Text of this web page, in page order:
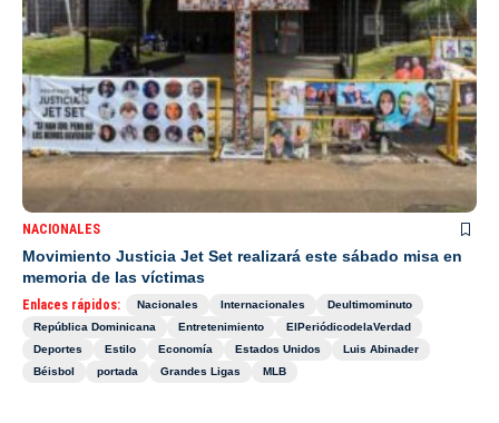
NACIONALES
Movimiento Justicia Jet Set realizará este sábado misa en
memoria de las víctimas
Enlaces rápidos: Nacionales Internacionales
Deultimominuto
República Dominicana
Entretenimiento
ElPeriódicodelaVerdad
Deportes
Estilo Economía Estados Unidos
Luis Abinader
Béisbol
portada Grandes Ligas MLB